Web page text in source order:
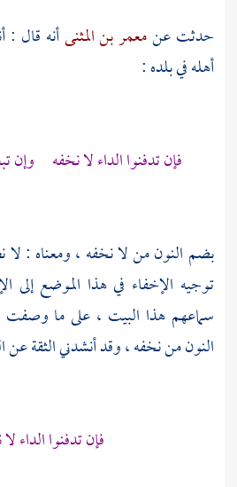
حدثت عنمعمر بن المثنىأنه قال :
أهله في بلده :
فإن تدفنوا الداء لا نخفه وإن
بضم النون من لا نخفه ، ومعناه : لا
توجيه الإخفاء في هذا الموضع إلى
سماعهم هذا البيت ، على ما وصفت
النون من نخفه ، وقد أنشدني الثقة عن
فإن تدفنوا الداء